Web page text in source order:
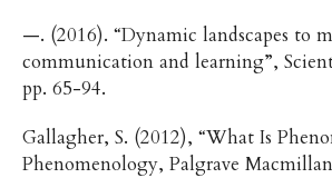
—. (2016). “Dynamic landscapes to
communication and learning”,
pp. 65-94.
Gallagher, S. (2012), “What Is
Phenomenology, Palgrave